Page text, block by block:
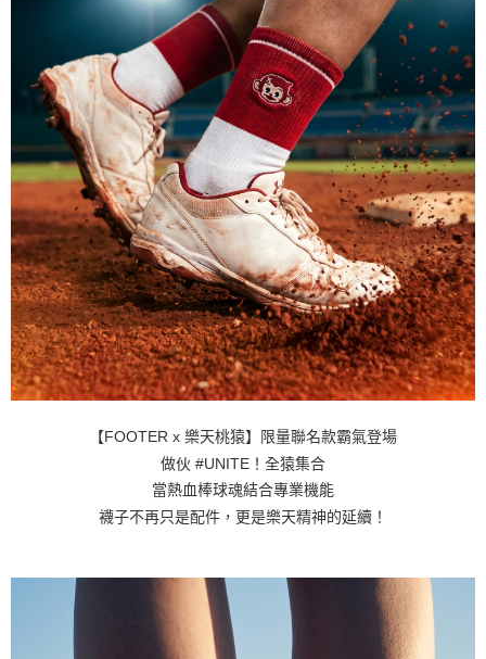
【FOOTER x 樂天桃猿】限量聯名款霸氣登場
做伙 #UNITE！全猿集合
當熱血棒球魂結合專業機能
襪子不再只是配件，更是樂天精神的延續！